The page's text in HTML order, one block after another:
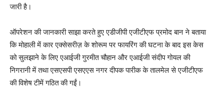
जारी है।
ऑपरेशन की जानकारी साझा करते हुए एडीजीपी एजीटीएफ प्रमोद बान ने बताया
कि मोहाली में कार एक्सेसरीज़ के शोरूम पर फायरिंग की घटना के बाद इस केस
को सुलझाने के लिए एआईजी गुरमीत चौहान और एआईजी संदीप गोयल की
निगरानी में तथा एसएसपी एसएएस नगर दीपक पारीक के तालमेल से एजीटीएफ
की विशेष टीमें गठित की गईं।